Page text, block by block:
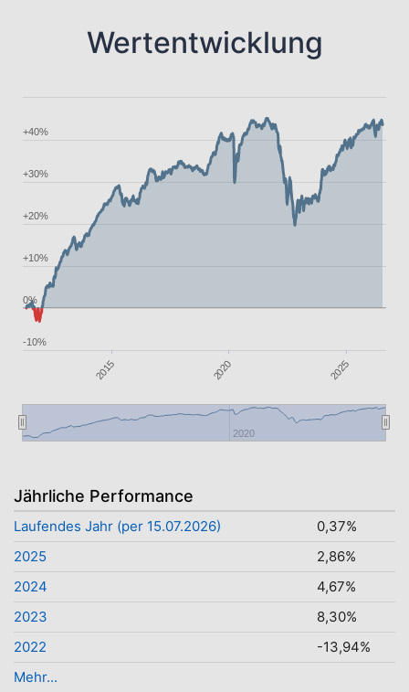
Wertentwicklung
2015 2020 2025
2020
-10%
0%
+10%
+20%
+30%
+40%
Jährliche Performance
Laufendes Jahr (per 15.07.2026)
0,37%
2025
2,86%
2024
4,67%
2023
8,30%
2022
-13,94%
Mehr...